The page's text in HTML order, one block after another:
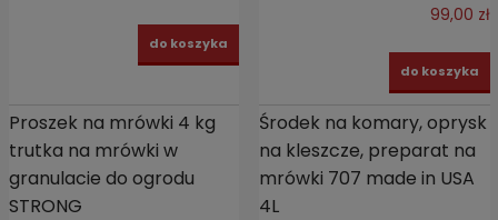
do koszyka
99,00 zł
do koszyka
Proszek na mrówki 4 kg
trutka na mrówki w
granulacie do ogrodu
STRONG
Środek na komary, oprysk
na kleszcze, preparat na
mrówki 707 made in USA
4L